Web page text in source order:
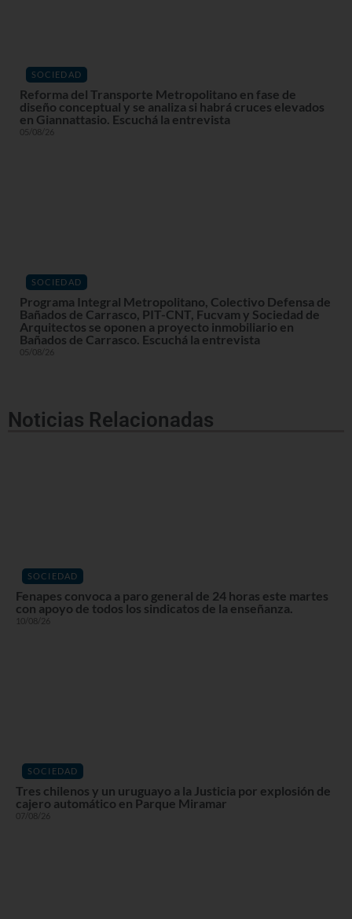
SOCIEDAD
Reforma del Transporte Metropolitano en fase de
diseño conceptual y se analiza si habrá cruces elevados
en Giannattasio. Escuchá la entrevista
05/08/26
SOCIEDAD
Programa Integral Metropolitano, Colectivo Defensa de
Bañados de Carrasco, PIT-CNT, Fucvam y Sociedad de
Arquitectos se oponen a proyecto inmobiliario en
Bañados de Carrasco. Escuchá la entrevista
05/08/26
Noticias Relacionadas
SOCIEDAD
Fenapes convoca a paro general de 24 horas este martes
con apoyo de todos los sindicatos de la enseñanza.
10/08/26
SOCIEDAD
Tres chilenos y un uruguayo a la Justicia por explosión de
cajero automático en Parque Miramar
07/08/26